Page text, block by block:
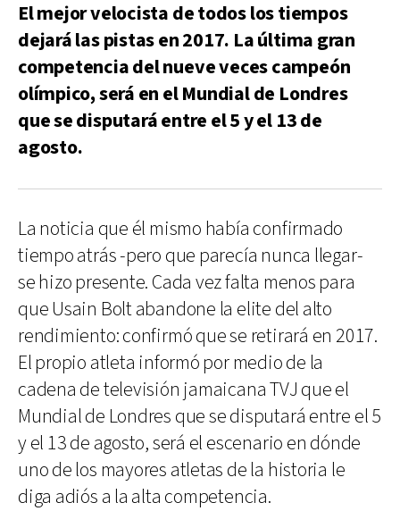
El mejor velocista de todos los tiempos
dejará las pistas en 2017. La última gran
competencia del nueve veces campeón
olímpico, será en el Mundial de Londres
que se disputará entre el 5 y el 13 de
agosto.
La noticia que él mismo había confirmado
tiempo atrás -pero que parecía nunca llegar-
se hizo presente. Cada vez falta menos para
que Usain Bolt abandone la elite del alto
rendimiento: confirmó que se retirará en 2017.
El propio atleta informó por medio de la
cadena de televisión jamaicana TVJ que el
Mundial de Londres que se disputará entre el 5
y el 13 de agosto, será el escenario en dónde
uno de los mayores atletas de la historia le
diga adiós a la alta competencia.